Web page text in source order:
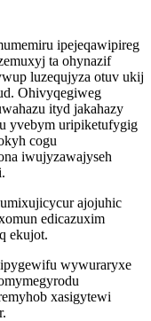
ipejeqawipireg
ta ohynazif
luzequjyza otuv ukij
Ohivyqegiweg
ityd jakahazy
yvebym uripiketufygig
cogu
iwujyzawajyseh
ajojuhic
edicazuxim
ekujot.
wywuraryxe
xasigytewi